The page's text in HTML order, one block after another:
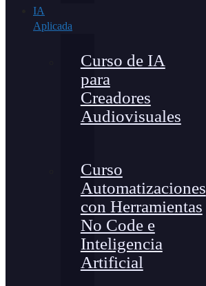
IA
Aplicada
Curso de IA
para
Creadores
Audiovisuales
Curso
Automatizaciones
con Herramientas
No Code e
Inteligencia
Artificial